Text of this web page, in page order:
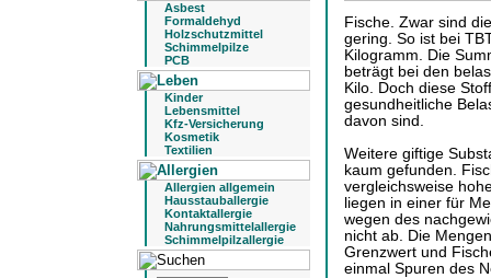
Asbest
Formaldehyd
Holzschutzmittel
Schimmelpilze
PCB
Kinder
Lebensmittel
Kfz-Versicherung
Kosmetik
Textilien
Allergien allgemein
Hausstauballergie
Kontaktallergie
Nahrungsmittelallergie
Schimmelpilzallergie
Fische. Zwar sind
gering. So ist bei
Kilogramm. Die
beträgt bei den
Kilo. Doch diese
gesundheitliche
davon sind.
Weitere giftige
kaum gefunden.
vergleichsweise
liegen in einer für
wegen des
nicht ab. Die
Grenzwert und
einmal Spuren des